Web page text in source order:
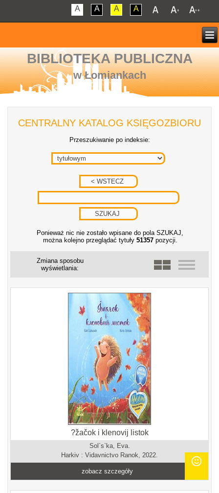
A A A A
BIBLIOTEKA PUBLICZNA
w Łomiankach
CENTRALNY KATALOG KSIĘGOZBIORU
Przeszukiwanie po indeksie:
Ponieważ nic nie zostało wpisane do pola SZUKAJ,
można kolejno przeglądać tytuły 51357pozycji.
Zmiana sposobu
wyświetlania:
?žačok i klenovij listok
Sol`s`ka, Eva.
Harkiv : Vidavnictvo Ranok, 2022.
zobacz szczegóły